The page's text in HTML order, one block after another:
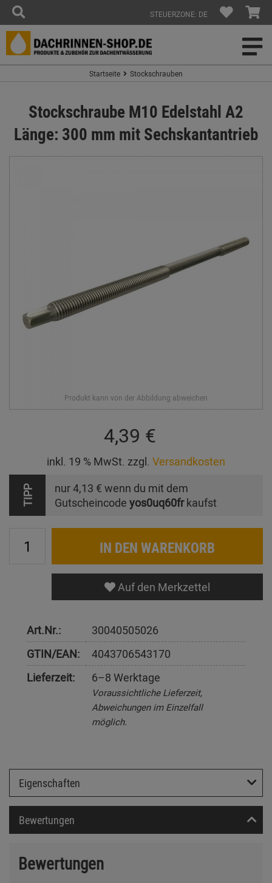
STEUERZONE: DE
Startseite Stockschrauben
Stockschraube M10 Edelstahl A2
Länge: 300 mm mit Sechskantantrieb
4,39 €
inkl. 19 % MwSt. zzgl. Versandkosten
TIPP nur4,13 € wenn du mit dem
Gutscheincode yos0uq60frkaufst
IN DEN WARENKORB
Auf den Merkzettel
Art.Nr.:
30040505026
GTIN/EAN:
4043706543170
Lieferzeit:
6–8 Werktage
Voraussichtliche Lieferzeit,
Abweichungen im Einzelfall
möglich.
Eigenschaften
Bewertungen
Bewertungen